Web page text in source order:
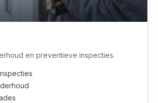
en preventieve inspecties.